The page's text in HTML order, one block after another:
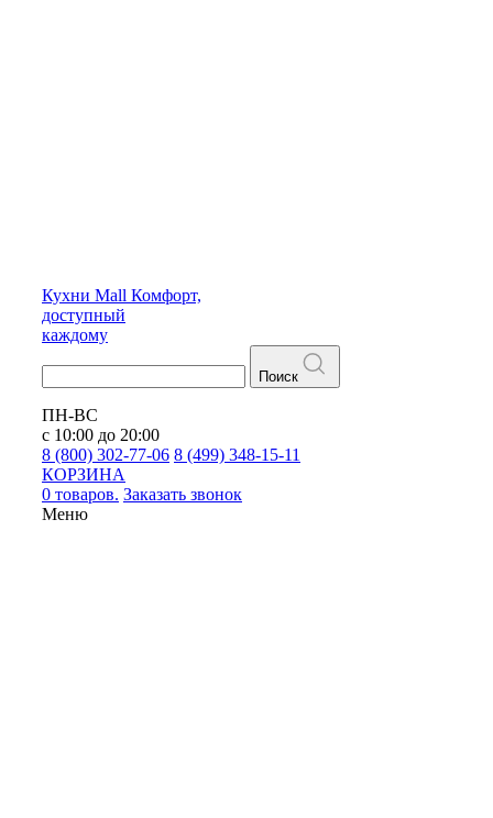
Кухни Mall Комфорт,
доступный
каждому
Поиск
ПН-ВС
с 10:00 до 20:00
8 (800) 302-77-06 8 (499) 348-15-11
КОРЗИНА
0 товаров. Заказать звонок
Меню